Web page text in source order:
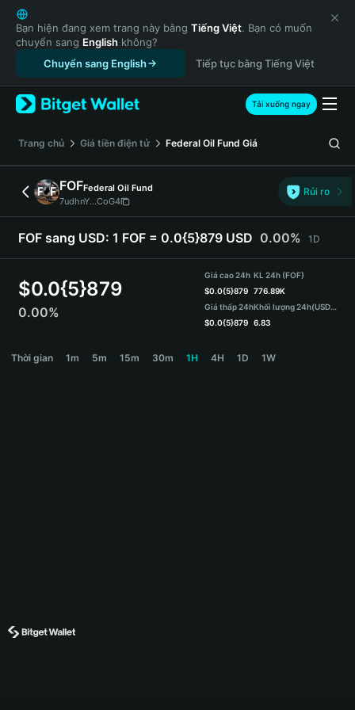
English
日本語
Tiếng Việt
Русский
Español (Latinoamérica)
Türkçe
Français
Deutsch
简体中文
繁體中文
Português (Portugal)
Bahasa Indonesia
ภาษาไทย
Español
Español (Argentina)
Bạn hiện đang xem trang này bằng Tiếng Việt. Bạn có muốn
chuyển sang English không?
Chuyển sang English
Tiếp tục bằng Tiếng Việt
Tải xuống ngay
‌Trang chủ Giá tiền điện tử Federal Oil Fund Giá
FOFFederal Oil Fund
7udhnY...CoG4
Rủi ro
FOF sang USD: 1 FOF = 0.0{5}879 USD 0.00% 1D
$0.0{5}879
0.00%
Giá cao 24h
$0.0{5}879
Giá thấp 24h
$0.0{5}879
KL 24h (FOF)
776.89K
Khối lượng 24h(USDT)
6.83
Thời gian 1m 5m 15m 30m 1H 4H 1D 1W